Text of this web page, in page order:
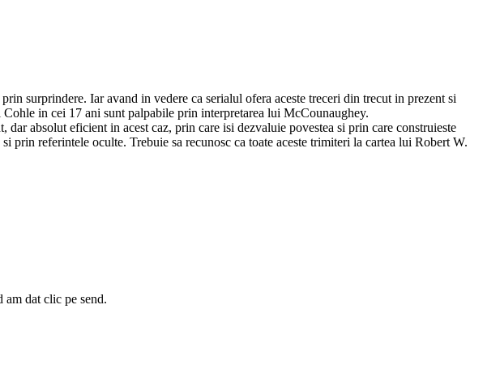
surprindere. Iar avand in vedere ca serialul ofera aceste treceri din trecut in prezent si
in cei 17 ani sunt palpabile prin interpretarea lui McCounaughey.
absolut eficient in acest caz, prin care isi dezvaluie povestea si prin care construieste
prin referintele oculte. Trebuie sa recunosc ca toate aceste trimiteri la cartea lui Robert W.
am dat clic pe send.